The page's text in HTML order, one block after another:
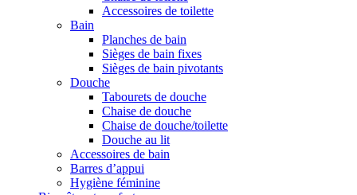
Accessoires de toilette
Bain
Planches de bain
Sièges de bain fixes
Sièges de bain pivotants
Douche
Tabourets de douche
Chaise de douche
Chaise de douche/toilette
Douche au lit
Accessoires de bain
Barres d’appui
Hygiène féminine